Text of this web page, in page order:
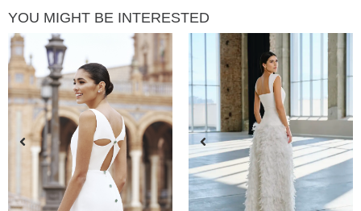
YOU MIGHT BE INTERESTED